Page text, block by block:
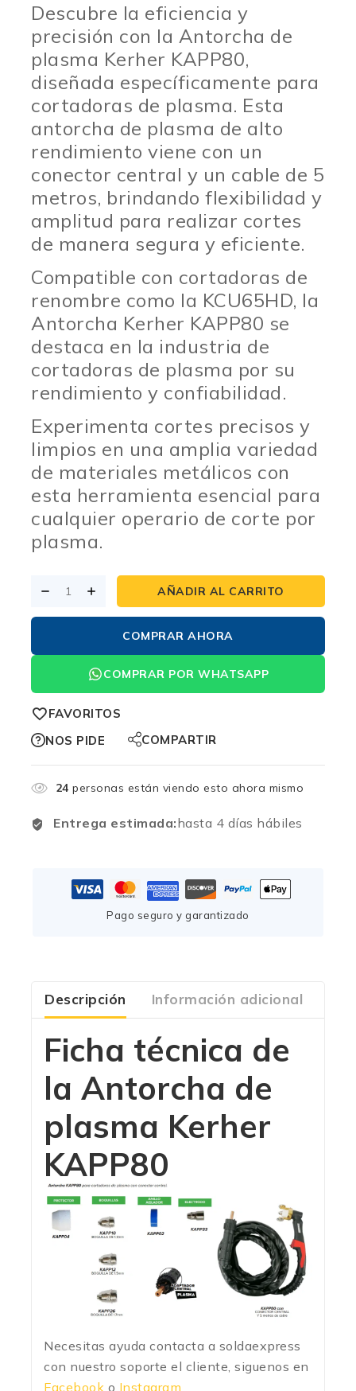
Descubre la eficiencia y
precisión con la Antorcha de
plasma Kerher KAPP80,
diseñada específicamente para
cortadoras de plasma. Esta
antorcha de plasma de alto
rendimiento viene con un
conector central y un cable de 5
metros, brindando flexibilidad y
amplitud para realizar cortes
de manera segura y eficiente.
Compatible con cortadoras de
renombre como la KCU65HD, la
Antorcha Kerher KAPP80 se
destaca en la industria de
cortadoras de plasma por su
rendimiento y confiabilidad.
Experimenta cortes precisos y
limpios en una amplia variedad
de materiales metálicos con
esta herramienta esencial para
cualquier operario de corte por
plasma.
AÑADIR AL CARRITO
COMPRAR AHORA
COMPRAR POR WHATSAPP
FAVORITOS
NOS PIDE
COMPARTIR
24 personas están viendo esto ahora mismo
Entrega estimada:hasta 4 días hábiles
Pago seguro y garantizado
Descripción Información adicional
Ficha técnica de
la Antorcha de
plasma Kerher
KAPP80
Necesitas ayuda contacta a soldaexpress
con nuestro soporte el cliente, siguenos en
Facebook o Instagram